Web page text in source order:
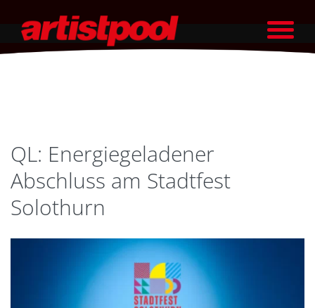
QL: Energiegeladener
Abschluss am Stadtfest
Solothurn